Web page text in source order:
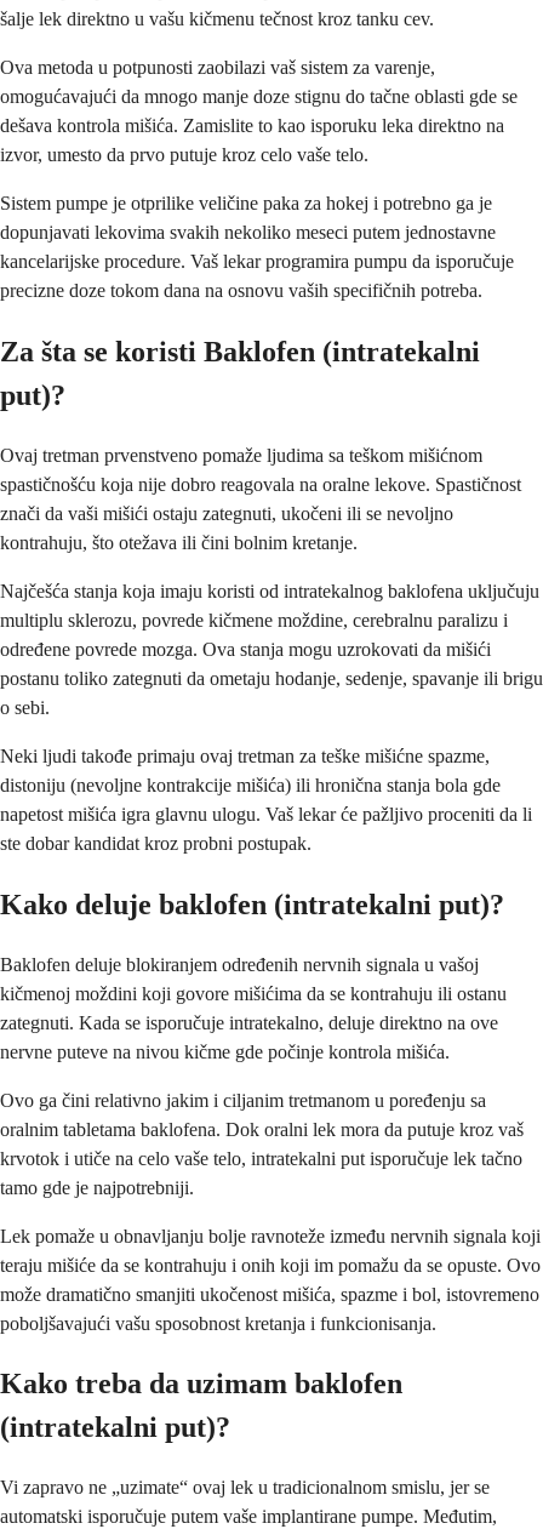
šalje lek direktno u vašu kičmenu tečnost kroz tanku cev.
Ova metoda u potpunosti zaobilazi vaš sistem za varenje,
omogućavajući da mnogo manje doze stignu do tačne oblasti gde se
dešava kontrola mišića. Zamislite to kao isporuku leka direktno na
izvor, umesto da prvo putuje kroz celo vaše telo.
Sistem pumpe je otprilike veličine paka za hokej i potrebno ga je
dopunjavati lekovima svakih nekoliko meseci putem jednostavne
kancelarijske procedure. Vaš lekar programira pumpu da isporučuje
precizne doze tokom dana na osnovu vaših specifičnih potreba.
Za šta se koristi Baklofen (intratekalni
put)?
Ovaj tretman prvenstveno pomaže ljudima sa teškom mišićnom
spastičnošću koja nije dobro reagovala na oralne lekove. Spastičnost
znači da vaši mišići ostaju zategnuti, ukočeni ili se nevoljno
kontrahuju, što otežava ili čini bolnim kretanje.
Najčešća stanja koja imaju koristi od intratekalnog baklofena uključuju
multiplu sklerozu, povrede kičmene moždine, cerebralnu paralizu i
određene povrede mozga. Ova stanja mogu uzrokovati da mišići
postanu toliko zategnuti da ometaju hodanje, sedenje, spavanje ili brigu
o sebi.
Neki ljudi takođe primaju ovaj tretman za teške mišićne spazme,
distoniju (nevoljne kontrakcije mišića) ili hronična stanja bola gde
napetost mišića igra glavnu ulogu. Vaš lekar će pažljivo proceniti da li
ste dobar kandidat kroz probni postupak.
Kako deluje baklofen (intratekalni put)?
Baklofen deluje blokiranjem određenih nervnih signala u vašoj
kičmenoj moždini koji govore mišićima da se kontrahuju ili ostanu
zategnuti. Kada se isporučuje intratekalno, deluje direktno na ove
nervne puteve na nivou kičme gde počinje kontrola mišića.
Ovo ga čini relativno jakim i ciljanim tretmanom u poređenju sa
oralnim tabletama baklofena. Dok oralni lek mora da putuje kroz vaš
krvotok i utiče na celo vaše telo, intratekalni put isporučuje lek tačno
tamo gde je najpotrebniji.
Lek pomaže u obnavljanju bolje ravnoteže između nervnih signala koji
teraju mišiće da se kontrahuju i onih koji im pomažu da se opuste. Ovo
može dramatično smanjiti ukočenost mišića, spazme i bol, istovremeno
poboljšavajući vašu sposobnost kretanja i funkcionisanja.
Kako treba da uzimam baklofen
(intratekalni put)?
Vi zapravo ne „uzimate“ ovaj lek u tradicionalnom smislu, jer se
automatski isporučuje putem vaše implantirane pumpe. Međutim,